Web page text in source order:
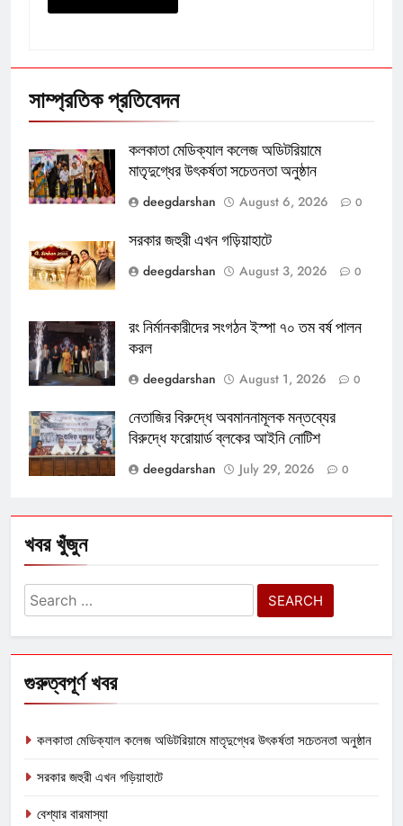
সাম্প্রতিক প্রতিবেদন
কলকাতা মেডিক্যাল কলেজ অডিটরিয়ামে
মাতৃদুগ্ধের উৎকর্ষতা সচেতনতা অনুষ্ঠান
deegdarshan
August 6, 2026 0
সরকার জহুরী এখন গড়িয়াহাটে
deegdarshan
August 3, 2026 0
রং নির্মানকারীদের সংগঠন ইস্পা ৭০ তম বর্ষ পালন
করল
deegdarshan
August 1, 2026 0
নেতাজির বিরুদ্ধে অবমাননামূলক মন্তব্যের
বিরুদ্ধে ফরোয়ার্ড ব্লকের আইনি নোটিশ
deegdarshan
July 29, 2026 0
খবর খুঁজুন
Search
for:
গুরুত্বপূর্ণ খবর
কলকাতা মেডিক্যাল কলেজ অডিটরিয়ামে মাতৃদুগ্ধের উৎকর্ষতা সচেতনতা অনুষ্ঠান
সরকার জহুরী এখন গড়িয়াহাটে
বেশ্যার বারমাস্যা